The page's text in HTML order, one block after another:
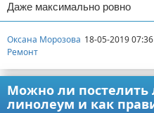
Даже максимально ровно
Оксана Морозова 18-05-2019 07:36
Ремонт
Можно ли постелить
линолеум и как